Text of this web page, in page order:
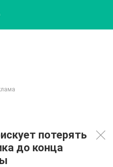
потерять
до конца